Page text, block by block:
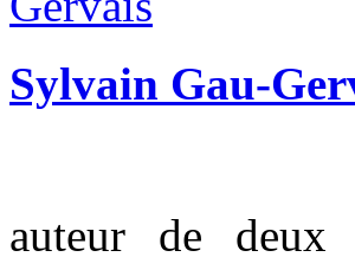
Sylvain Gau-
auteur de deux